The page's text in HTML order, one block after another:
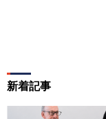
新着記事